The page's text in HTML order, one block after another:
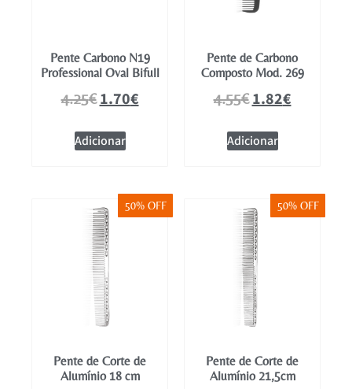
Pente Carbono N19
Professional Oval Bifull
4.25€1.70€
Adicionar
Pente de Carbono
Composto Mod. 269
4.55€1.82€
Adicionar
50% OFF
Pente de Corte de
Alumínio 18 cm
50% OFF
Pente de Corte de
Alumínio 21,5cm